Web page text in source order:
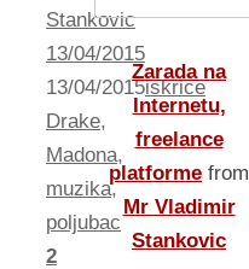
Stankovic
13/04/2015
13/04/2015iskrice
Drake,
Madona,
muzika,
poljubac
2
Zarada na
Internetu,
freelance
platforme from
Mr Vladimir
Stankovic